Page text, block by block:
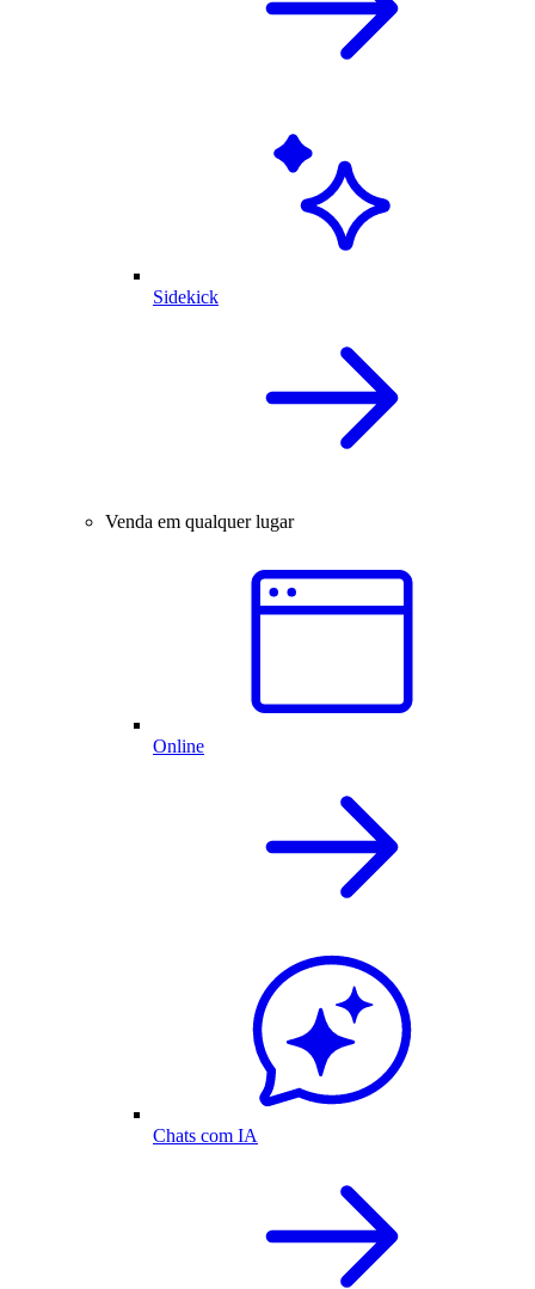
Sidekick
Venda em qualquer lugar
Online
Chats com IA